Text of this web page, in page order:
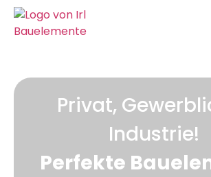
Privat,
Industrie!
Perfekte